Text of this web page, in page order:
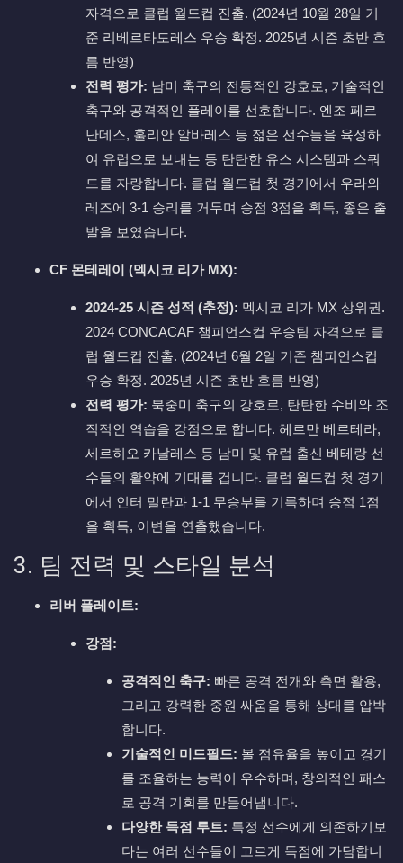
자격으로 클럽 월드컵 진출. (2024년 10월 28일 기
준 리베르타도레스 우승 확정. 2025년 시즌 초반 흐
름 반영)
전력 평가: 남미 축구의 전통적인 강호로, 기술적인
축구와 공격적인 플레이를 선호합니다. 엔조 페르
난데스, 훌리안 알바레스 등 젊은 선수들을 육성하
여 유럽으로 보내는 등 탄탄한 유스 시스템과 스쿼
드를 자랑합니다. 클럽 월드컵 첫 경기에서 우라와
레즈에 3-1 승리를 거두며 승점 3점을 획득, 좋은 출
발을 보였습니다.
CF 몬테레이 (멕시코 리가 MX):
2024-25 시즌 성적 (추정): 멕시코 리가 MX 상위권.
2024 CONCACAF 챔피언스컵 우승팀 자격으로 클
럽 월드컵 진출. (2024년 6월 2일 기준 챔피언스컵
우승 확정. 2025년 시즌 초반 흐름 반영)
전력 평가: 북중미 축구의 강호로, 탄탄한 수비와 조
직적인 역습을 강점으로 합니다. 헤르만 베르테라,
세르히오 카날레스 등 남미 및 유럽 출신 베테랑 선
수들의 활약에 기대를 겁니다. 클럽 월드컵 첫 경기
에서 인터 밀란과 1-1 무승부를 기록하며 승점 1점
을 획득, 이변을 연출했습니다.
3. 팀 전력 및 스타일 분석
리버 플레이트:
강점:
공격적인 축구: 빠른 공격 전개와 측면 활용,
그리고 강력한 중원 싸움을 통해 상대를 압박
합니다.
기술적인 미드필드: 볼 점유율을 높이고 경기
를 조율하는 능력이 우수하며, 창의적인 패스
로 공격 기회를 만들어냅니다.
다양한 득점 루트: 특정 선수에게 의존하기보
다는 여러 선수들이 고르게 득점에 가담합니